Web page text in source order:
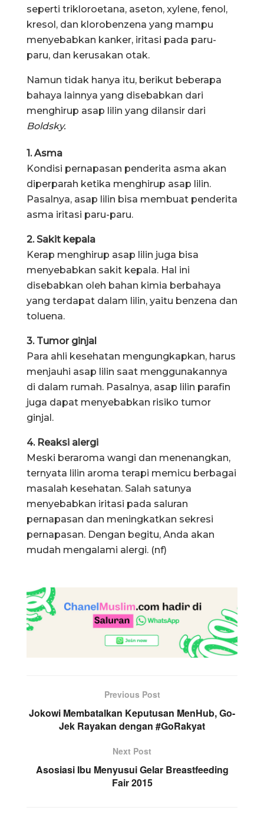
seperti trikloroetana, aseton, xylene, fenol,
kresol, dan klorobenzena yang mampu
menyebabkan kanker, iritasi pada paru-
paru, dan kerusakan otak.
Namun tidak hanya itu, berikut beberapa
bahaya lainnya yang disebabkan dari
menghirup asap lilin yang dilansir dari
Boldsky.
1. Asma
Kondisi pernapasan penderita asma akan
diperparah ketika menghirup asap lilin.
Pasalnya, asap lilin bisa membuat penderita
asma iritasi paru-paru.
2. Sakit kepala
Kerap menghirup asap lilin juga bisa
menyebabkan sakit kepala. Hal ini
disebabkan oleh bahan kimia berbahaya
yang terdapat dalam lilin, yaitu benzena dan
toluena.
3. Tumor ginjal
Para ahli kesehatan mengungkapkan, harus
menjauhi asap lilin saat menggunakannya
di dalam rumah. Pasalnya, asap lilin parafin
juga dapat menyebabkan risiko tumor
ginjal.
4. Reaksi alergi
Meski beraroma wangi dan menenangkan,
ternyata lilin aroma terapi memicu berbagai
masalah kesehatan. Salah satunya
menyebabkan iritasi pada saluran
pernapasan dan meningkatkan sekresi
pernapasan. Dengan begitu, Anda akan
mudah mengalami alergi. (nf)
Previous Post
Jokowi Membatalkan Keputusan MenHub, Go-
Jek Rayakan dengan #GoRakyat
Next Post
Asosiasi Ibu Menyusui Gelar Breastfeeding
Fair 2015